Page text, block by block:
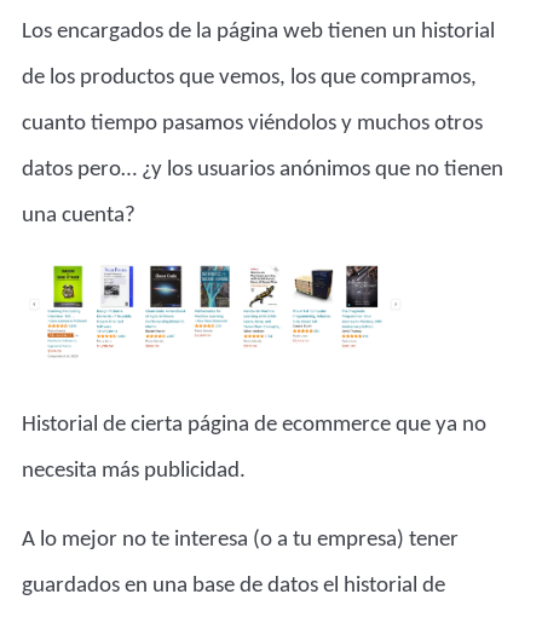
Los encargados de la página web tienen un historial
de los productos que vemos, los que compramos,
cuanto tiempo pasamos viéndolos y muchos otros
datos pero… ¿y los usuarios anónimos que no tienen
una cuenta?
Historial de cierta página de ecommerce que ya no
necesita más publicidad.
A lo mejor no te interesa (o a tu empresa) tener
guardados en una base de datos el historial de